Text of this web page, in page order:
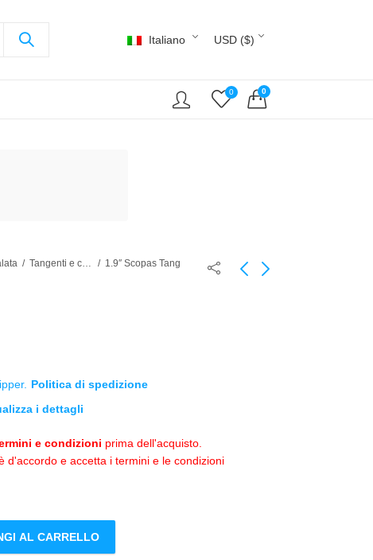
Italiano USD ($)
0 0
Tangenti e chirurghi 1.9″ Scopas Tang
Politica di spedizione
i dettagli
e condizioni prima dell'acquisto.
d'accordo e accetta i termini e le condizioni
AL CARRELLO